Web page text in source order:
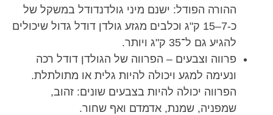
ההורה הפודל: ישנם מיני גולדנדודל במשקל של
כ-7–15 ק"ג וכלבים מגזע גולדן דודל גדול שיכולים
להגיע גם ל־35 ק"ג ויותר.
פרווה וצבעים – הפרווה של הגולדן דודל רכה
ונעימה למגע ויכולה להיות גלית או מתולתלת.
הפרווה יכולה להיות בצבעים שונים: זהוב,
שמפניה, שמנת, אדמדם ואף שחור.